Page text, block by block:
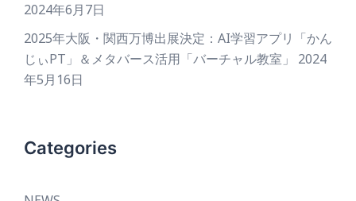
2024年6月7日
2025年大阪・関西万博出展決定：AI学習アプリ「かん
じぃPT」＆メタバース活用「バーチャル教室」
2024
年5月16日
Categories